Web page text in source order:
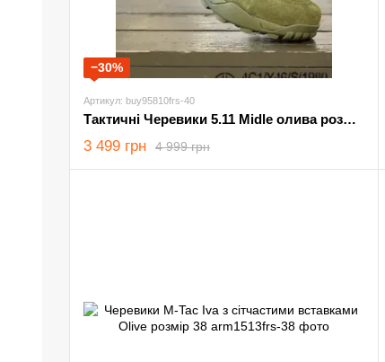
−30%
Артикул: buy95810frs-40
Тактичні Черевики 5.11 Midle олива розмір 40
4 999 грн
3 499 грн